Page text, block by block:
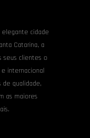
cidade
Catarina, a
seus clientes o
internacional
de qualidade,
as maiores